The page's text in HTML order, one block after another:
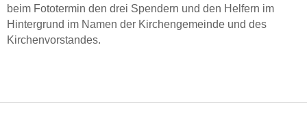
beim Fototermin den drei Spendern und den Helfern im
Hintergrund im Namen der Kirchengemeinde und des
Kirchenvorstandes.